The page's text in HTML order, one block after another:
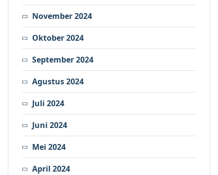
November 2024
Oktober 2024
September 2024
Agustus 2024
Juli 2024
Juni 2024
Mei 2024
April 2024